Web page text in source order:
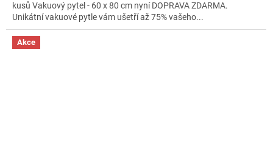
kusů Vakuový pytel - 60 x 80 cm nyní DOPRAVA ZDARMA.
Unikátní vakuové pytle vám ušetří až 75% vašeho...
Akce